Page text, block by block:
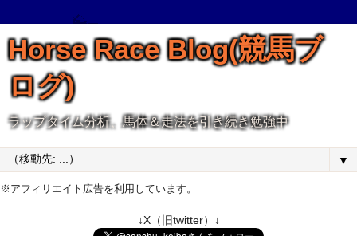
Horse Race Blog(競馬ブ
ログ)
ラップタイム分析、馬体＆走法を引き続き勉強中
▼
※アフィリエイト広告を利用しています。
↓X（旧twitter）↓